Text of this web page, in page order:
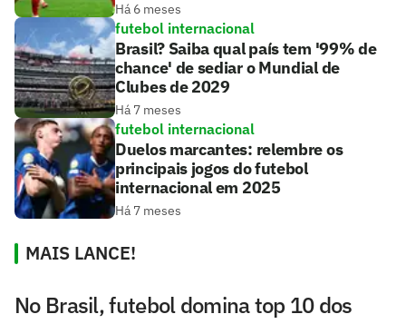
Há 6 meses
futebol internacional
Brasil? Saiba qual país tem '99% de
chance' de sediar o Mundial de
Clubes de 2029
Há 7 meses
futebol internacional
Duelos marcantes: relembre os
principais jogos do futebol
internacional em 2025
Há 7 meses
MAIS LANCE!
No Brasil, futebol domina top 10 dos